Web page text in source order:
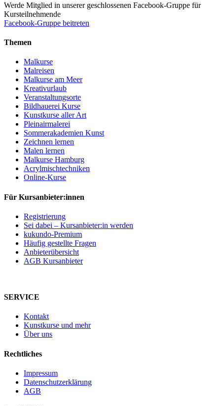
Werde Mitglied in unserer geschlossenen Facebook-Gruppe für
Kursteilnehmende
Facebook-Gruppe beitreten
Themen
Malkurse
Malreisen
Malkurse am Meer
Kreativurlaub
Veranstaltungsorte
Bildhauerei Kurse
Kunstkurse aller Art
Pleinairmalerei
Sommerakademien Kunst
Zeichnen lernen
Malen lernen
Malkurse Hamburg
Acrylmischtechniken
Online-Kurse
Für Kursanbieter:innen
Registrierung
Sei dabei – Kursanbieter:in werden
kukundo-Premium
Häufig gestellte Fragen
Anbieterübersicht
AGB Kursanbieter
SERVICE
Kontakt
Kunstkurse und mehr
Über uns
Rechtliches
Impressum
Datenschutzerklärung
AGB